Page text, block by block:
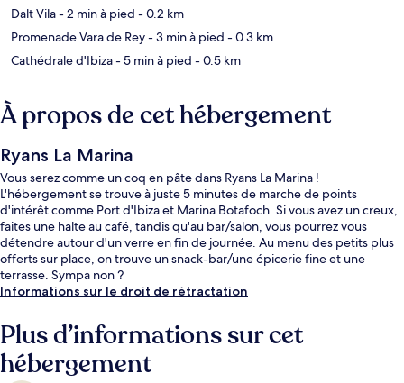
Dalt Vila- 2 min à pied - 0.2 km
Promenade Vara de Rey- 3 min à pied - 0.3 km
Cathédrale d'Ibiza- 5 min à pied - 0.5 km
À propos de cet hébergement
Ryans La Marina
Vous serez comme un coq en pâte dans Ryans La Marina !
L'hébergement se trouve à juste 5 minutes de marche de points
d'intérêt comme Port d'Ibiza et Marina Botafoch. Si vous avez un creux,
faites une halte au café, tandis qu'au bar/salon, vous pourrez vous
détendre autour d'un verre en fin de journée. Au menu des petits plus
offerts sur place, on trouve un snack-bar/une épicerie fine et une
terrasse. Sympa non ?
Informations sur le droit de rétractation
Plus d’informations sur cet
hébergement